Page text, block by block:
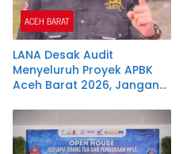
ACEH BARAT
LANA Desak Audit
Menyeluruh Proyek APBK
Aceh Barat 2026, Jangan
Berpotensi Terbuang